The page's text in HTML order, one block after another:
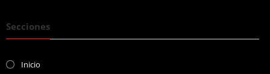
Secciones
Inicio